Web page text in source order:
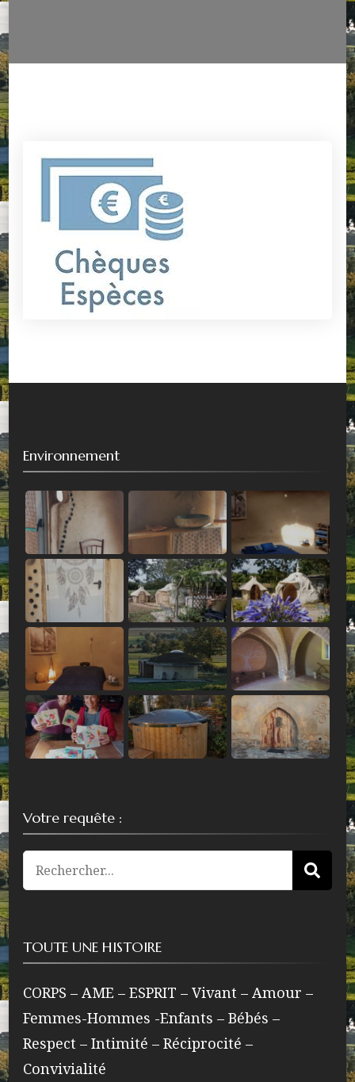
Environnement
Votre requête :
Recherche
pour
TOUTE UNE HISTOIRE
CORPS – AME – ESPRIT – Vivant – Amour –
Femmes-Hommes -Enfants – Bébés –
Respect – Intimité – Réciprocité –
Convivialité